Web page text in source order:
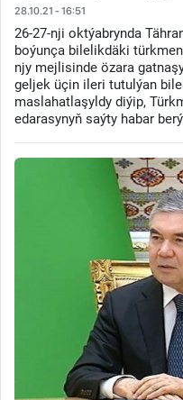
28.10.21 - 16:51
26-27-nji oktýabrynda
boýunça bilelikdäki
njy mejlisinde özara
geljek üçin ileri tutulýan
maslahatlaşyldy diýip,
edarasynyň saýty habar